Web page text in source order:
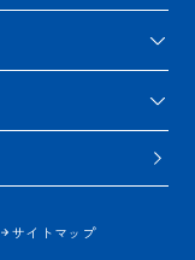
サイトマップ